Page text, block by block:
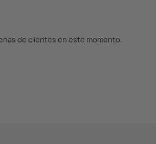
de clientes en este momento.